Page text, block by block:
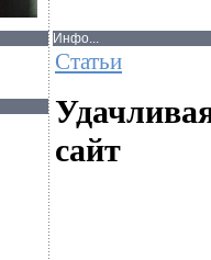
Инфо...
Статьи
сайт